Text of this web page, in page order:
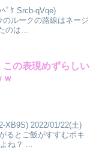
ﾟｹ Srcb-qVqe)
ルークの路線はネージ
のは...
この表現めずらしい
ｗ
XB9S) 2022/01/22(土)
るとご飯がすすむポキ
ね？ ...